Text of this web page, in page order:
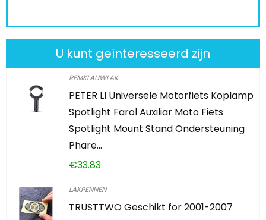
U kunt geïnteresseerd zijn
REMKLAUWLAK
PETER LI Universele Motorfiets Koplamp
Spotlight Farol Auxiliar Moto Fiets
Spotlight Mount Stand Ondersteuning
Phare…
€33.83
LAKPENNEN
TRUSTTWO Geschikt for 2001-2007